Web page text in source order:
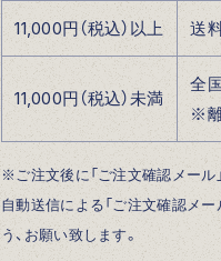
11,000円（税込）以上 送
11,000円（税込）未満
全
※
※ご注文後に「ご注文確認メール
自動送信による「ご注文確認メ
う、お願い致します。